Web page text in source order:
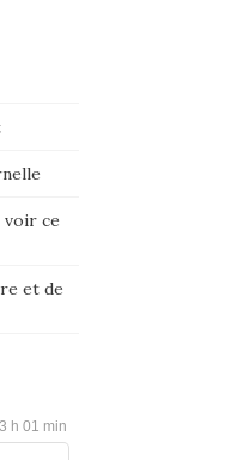
voir ce
et de
h 01 min